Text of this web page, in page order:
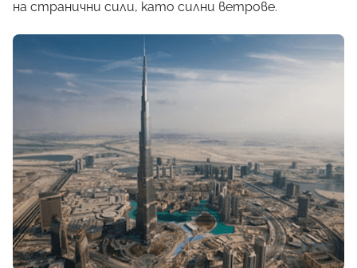
на странични сили, като силни ветрове.